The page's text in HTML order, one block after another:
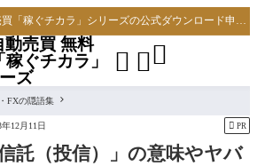
厳選した無料EA・FX自動売買「稼ぐチカラ」シリーズの公式ダウンロード申し込みサイト
動売買 無料
ぐチカラ」
ズ
 
FXの隠語集
年12月11日  PR
託（投信）」の意味やヤバ